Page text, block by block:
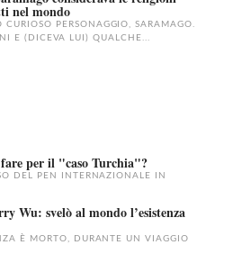
nel mondo
CURIOSO PERSONAGGIO, SARAMAGO.
E (DICEVA LUI) QUALCHE...
fare per il "caso Turchia"?
DEL PEN INTERNAZIONALE IN
Wu: svelò al mondo l’esistenza
È MORTO, DURANTE UN VIAGGIO